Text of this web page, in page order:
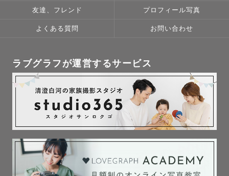
友達、フレンド プロフィール写真
よくある質問 お問い合わせ
ラブグラフが運営するサービス